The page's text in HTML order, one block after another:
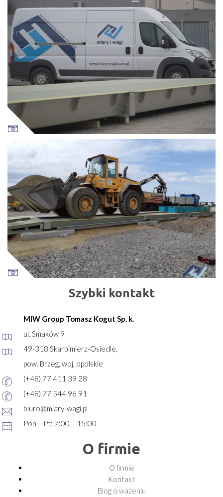
Szybki kontakt
MIW Group Tomasz Kogut Sp. k.
ul. Smaków 9
49-318 Skarbimierz-Osiedle,
pow. Brzeg, woj. opolskie
(+48) 77 411 39 28
(+48) 77 544 96 91
biuro@miary-wagi.pl
Pon – Pt: 7:00 – 15:00
O firmie
O firmie
Kontakt
Blog o ważeniu